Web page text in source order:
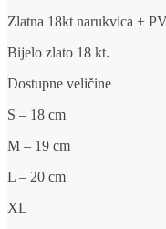
Zlatna 18kt narukvica +
Bijelo zlato 18 kt.
Dostupne veličine
S – 18 cm
M – 19 cm
L – 20 cm
XL